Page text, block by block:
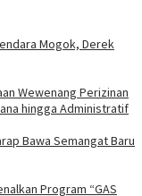
Mogok, Derek
Wewenang Perizinan
hingga Administratif
Bawa Semangat Baru
Program “GAS